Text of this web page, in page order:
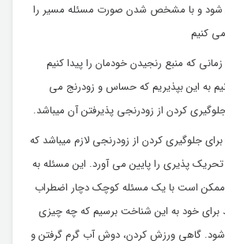
و با مشخص شدن صورت مسئله مسیر را
کنیم
زمانی که منبع رنجیدن خودمان را پیدا کنیم
به این بپذیریم که حساس و زودرنج می
کردن از زودرنجی پذیرفتن آن میباشد.
برای جلوگیری کردن از زودرنجی لازم میباشد که
تحریک پذیری را پایین می آورد. این مسئله به
است با یک مسئله کوچک دچار اضطراب
برای خود به این شناخت برسیم که چه چیزی
گاهی ورزش کردن، دوش آب گرم گرفتن و